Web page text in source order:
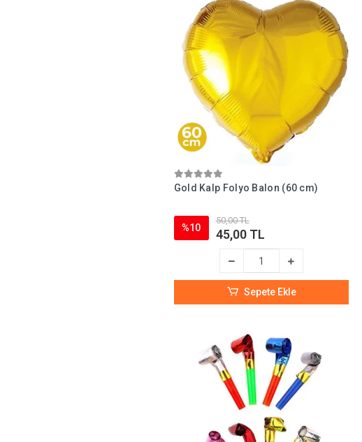
Gold Kalp Folyo Balon (60 cm)
%10
50,00 TL
45,00 TL
Sepete Ekle